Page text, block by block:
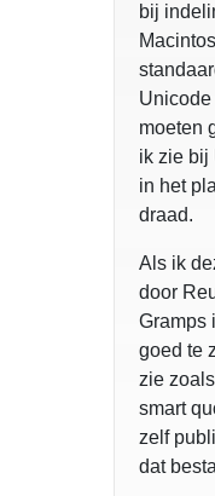
bij
moeten
ik zie bij
in het
draad.
Als ik
door
Gramps
goed te
zie
smart
zelf
dat